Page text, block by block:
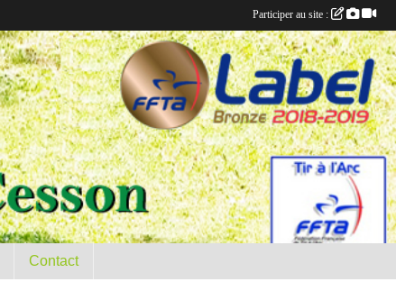
Contact
Participer au site :